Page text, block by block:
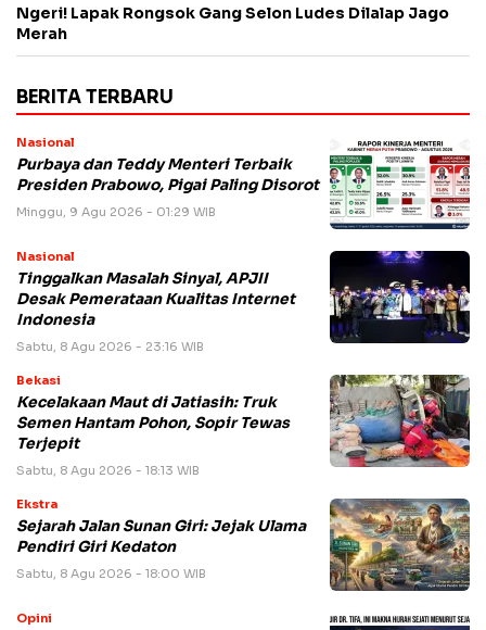
Ngeri! Lapak Rongsok Gang Selon Ludes Dilalap Jago
Merah
BERITA TERBARU
Nasional
Purbaya dan Teddy Menteri Terbaik
Presiden Prabowo, Pigai Paling Disorot
Minggu, 9 Agu 2026 - 01:29 WIB
Nasional
Tinggalkan Masalah Sinyal, APJII
Desak Pemerataan Kualitas Internet
Indonesia
Sabtu, 8 Agu 2026 - 23:16 WIB
Bekasi
Kecelakaan Maut di Jatiasih: Truk
Semen Hantam Pohon, Sopir Tewas
Terjepit
Sabtu, 8 Agu 2026 - 18:13 WIB
Ekstra
Sejarah Jalan Sunan Giri: Jejak Ulama
Pendiri Giri Kedaton
Sabtu, 8 Agu 2026 - 18:00 WIB
Opini